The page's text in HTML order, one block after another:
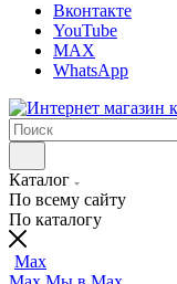
Вконтакте
YouTube
MAX
WhatsApp
Каталог
По всему сайту
По каталогу
Max